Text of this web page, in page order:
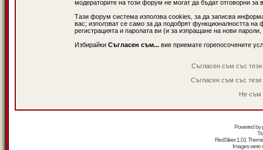
модераторите на този форум не могат да бъдат отговорни за
Тази форум система използва cookies, за да записва
вас; използват се само за да подобрят функционалността
регистрацията и паролата ви (и за изпращане на нови
Избирайки Съгласен съм... вие приемате горепосочените
Съгласен съм със
Съгласен съм със
Не съм
Powered by
RedSilver 1.01
Images were